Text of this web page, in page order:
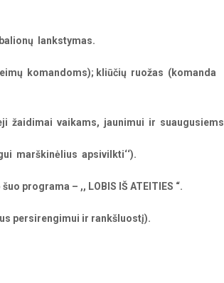
lankstymas.
komandoms); kliūčių ruožas (komanda
žaidimai vaikams, jaunimui ir suaugusiems
marškinėlius apsivilkti‘‘).
programa – ,, LOBIS IŠ ATEITIES “.
persirengimui ir rankšluostį).